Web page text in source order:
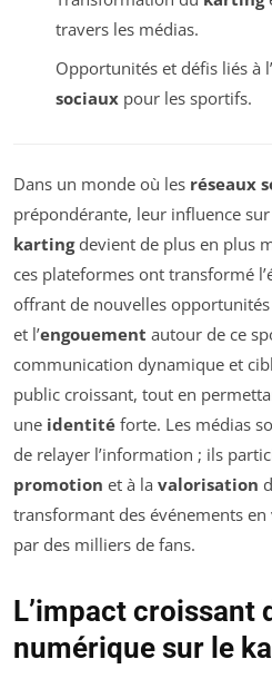
travers les médias.
Opportunités et défis liés à
sociauxpour les sportifs.
Dans un monde où les réseaux
prépondérante, leur influence
kartingdevient de plus en plus
ces plateformes ont transformé
offrant de nouvelles
et l’engouement autour de ce
communication dynamique et
public croissant, tout en
une identité forte. Les médias
de relayer l’information ; ils
promotion et à la valorisation
transformant des événements
par des milliers de fans.
L’impact croissant
numérique sur le